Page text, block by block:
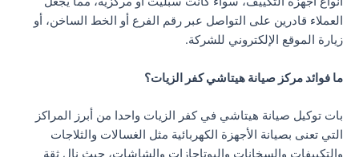
العملاء قادرين على التواصل عبر رقم الفرع أو الخط الساخن، أو
زيارة الموقع الإلكتروني للشركة.
ما فوائد مركز صيانة هيتاشي كفر الزيات؟
بات توكيل صيانة هيتاشي في كفر الزيات واحدا من أبرز المراكز
التي تعنى بصيانة الأجهزة الكهربائية مثل الغسالات والثلاجات
والتكييفات والسخانات والبوتاجازات والشاشات، حيث نال ثقة